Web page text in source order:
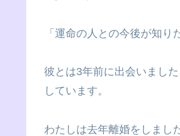
「運命の人との今後が知り
彼とは3年前に出会いまし
しています。
わたしは去年離婚をしまし